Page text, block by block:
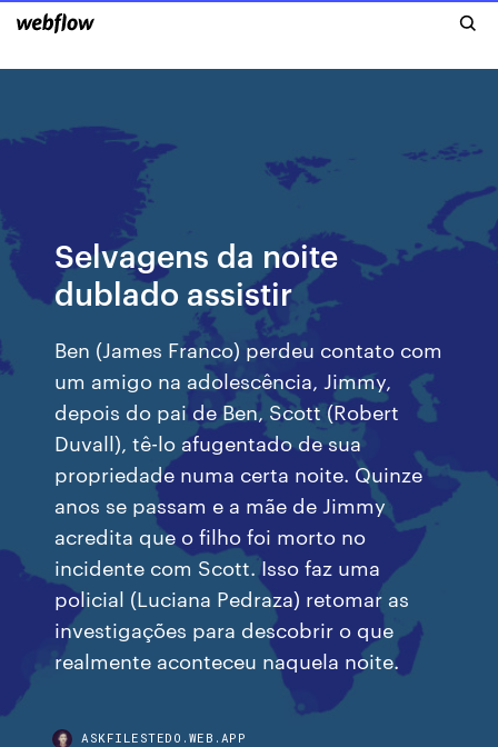
Selvagens da noite
dublado assistir
Ben (James Franco) perdeu contato com
um amigo na adolescência, Jimmy,
depois do pai de Ben, Scott (Robert
Duvall), tê-lo afugentado de sua
propriedade numa certa noite. Quinze
anos se passam e a mãe de Jimmy
acredita que o filho foi morto no
incidente com Scott. Isso faz uma
policial (Luciana Pedraza) retomar as
investigações para descobrir o que
realmente aconteceu naquela noite.
ASKFILESTEDO.WEB.APP